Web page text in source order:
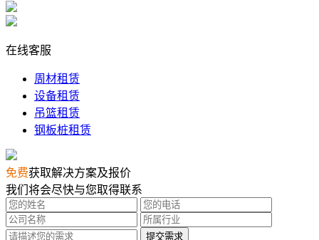
在线客服
周材租赁
设备租赁
吊篮租赁
钢板桩租赁
免费获取解决方案及报价
我们将会尽快与您取得联系
提交需求